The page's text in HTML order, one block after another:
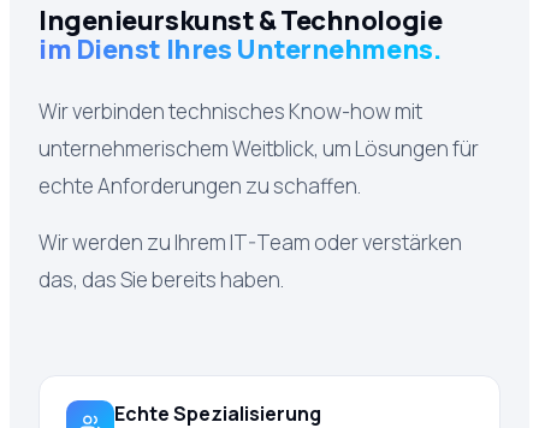
Ingenieurskunst & Technologie
im Dienst Ihres Unternehmens.
Wir verbinden technisches Know-how mit
unternehmerischem Weitblick, um Lösungen für
echte Anforderungen zu schaffen.
Wir werden zu Ihrem IT-Team oder verstärken
das, das Sie bereits haben.
Echte Spezialisierung